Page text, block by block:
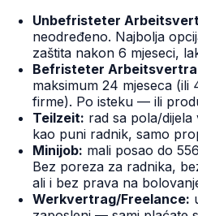
Unbefristeter
neodređeno. Najbolja
zaštita nakon 6 mjeseci,
Befristeter
maksimum 24 mjeseca
firme). Po isteku — ili
Teilzeit: rad sa pola/
kao puni radnik, samo
Minijob: mali posao do
Bez poreza za radnika,
ali i bez prava na
Werkvertrag/Freelance: